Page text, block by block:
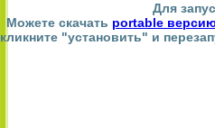
Для
Можете скачать portable
кликните "установить" и